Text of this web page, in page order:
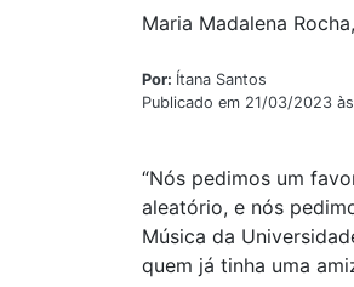
Maria Madalena
Por: Ítana Santos
Publicado em 21/03/2023
“Nós pedimos um
aleatório, e nós
Música da
quem já tinha uma